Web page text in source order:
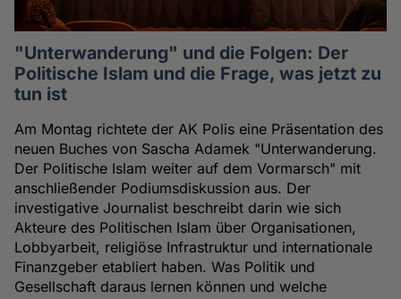
"Unterwanderung" und die Folgen: Der
Politische Islam und die Frage, was jetzt zu
tun ist
Am Montag richtete der AK Polis eine Präsentation des
neuen Buches von Sascha Adamek "Unterwanderung.
Der Politische Islam weiter auf dem Vormarsch" mit
anschließender Podiumsdiskussion aus. Der
investigative Journalist beschreibt darin wie sich
Akteure des Politischen Islam über Organisationen,
Lobbyarbeit, religiöse Infrastruktur und internationale
Finanzgeber etabliert haben. Was Politik und
Gesellschaft daraus lernen können und welche